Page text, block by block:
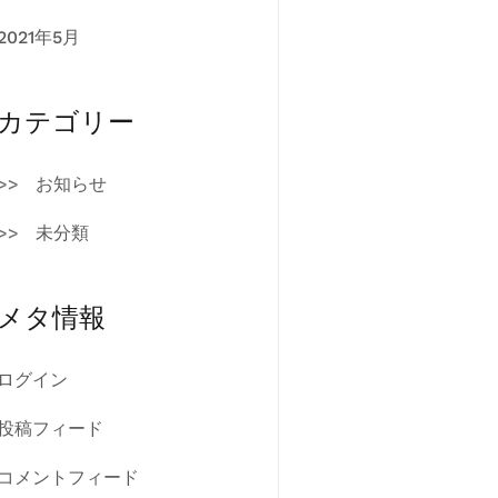
年5月
テゴリー
お知らせ
未分類
タ情報
グイン
稿フィード
メントフィード